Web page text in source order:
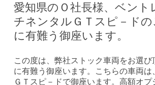
愛知県のＯ社長様、ベン
チネンタルＧＴスピ－ドの
に有難う御座います。
この度は、弊社ストック車両をお選び
に有難う御座います。こちらの車両は
ＧＴスピ－ドで御座います。高額オプ